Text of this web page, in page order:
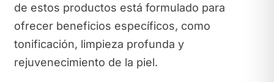
de estos productos está formulado para
ofrecer beneficios específicos, como
tonificación, limpieza profunda y
rejuvenecimiento de la piel.